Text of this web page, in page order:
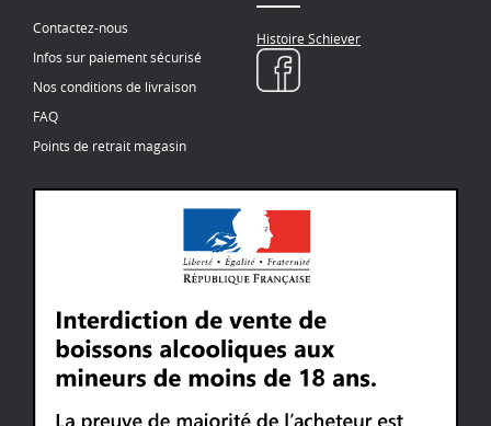
Contactez-nous
Infos sur paiement sécurisé
Nos conditions de livraison
FAQ
Points de retrait magasin
Histoire Schiever